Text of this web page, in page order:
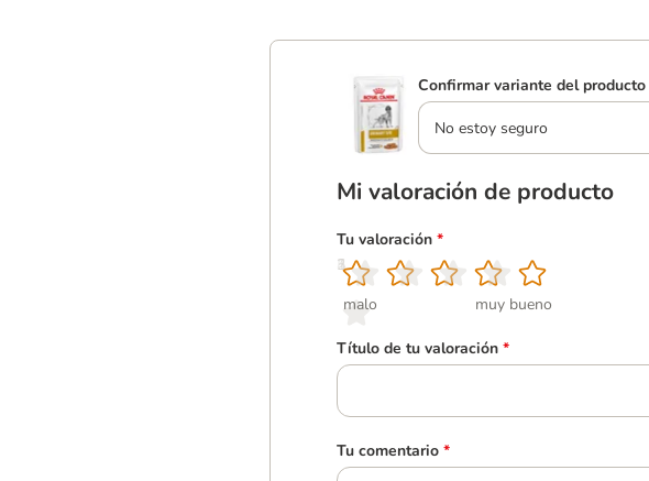
Confirmar variante del producto
No estoy seguro
Mi valoración de producto
Tu valoración *
1
malo
2
3
4
5
muy bueno
Título de tu valoración *
Tu comentario *